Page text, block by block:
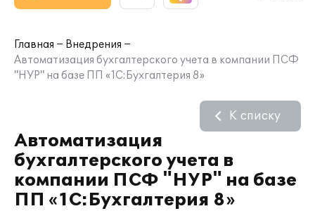
Главная
Внедрения
Автоматизация бухгалтерского учета в компании ПСФ
"НУР" на базе ПП «1С:Бухгалтерия 8»
Автоматизация
бухгалтерского учета в
компании ПСФ "НУР" на базе
ПП «1С:Бухгалтерия 8»
К списку